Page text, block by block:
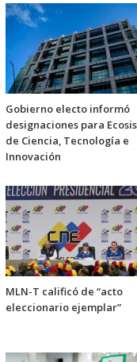
Gobierno electo informó
designaciones para
de Ciencia, Tecnología e
Innovación
MLN-T calificó de “acto
eleccionario ejemplar”